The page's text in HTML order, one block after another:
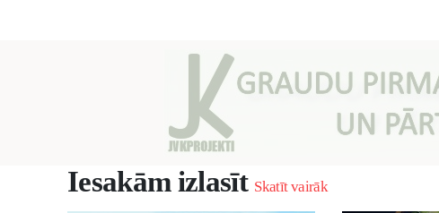
Iesakām izlasīt Skatīt vairāk